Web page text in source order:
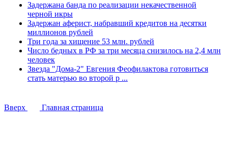
Задержана банда по реализации некачественной
черной икры
Задержан аферист, набравший кредитов на десятки
миллионов рублей
Три года за хищение 53 млн. рублей
Число бедных в РФ за три месяца снизилось на 2,4 млн
человек
Звезда "Дома-2" Евгения Феофилактова готовиться
стать матерью во второй р ...
Вверх Главная страница